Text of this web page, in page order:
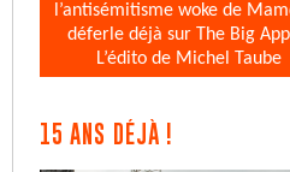
l’antisémitisme woke de
déferle déjà sur The Big
L’édito de Michel Taube
15 ANS DÉJÀ !